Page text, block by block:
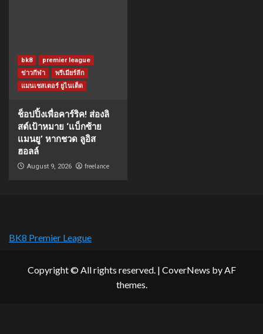
bk8
premier league
ข่าวกีฬา
พรีเมียร์ลีก
แมนเชสเตอร์ ยูไนเต็ด
ช็อปปิ้งเพื่อคาร์ริค! ส่องลิ
สต์เป้าหมาย ‘แบ็กซ้าย
แมนยู’ หากชวด ลูอิส
ฮอลล์
August 9, 2026 freelance
BK8 Premier League
Copyright © All rights reserved. | CoverNews by AF
themes.